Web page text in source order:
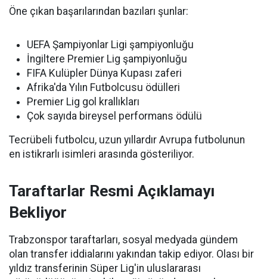
Öne çıkan başarılarından bazıları şunlar:
UEFA Şampiyonlar Ligi şampiyonluğu
İngiltere Premier Lig şampiyonluğu
FIFA Kulüpler Dünya Kupası zaferi
Afrika'da Yılın Futbolcusu ödülleri
Premier Lig gol krallıkları
Çok sayıda bireysel performans ödülü
Tecrübeli futbolcu, uzun yıllardır Avrupa futbolunun
en istikrarlı isimleri arasında gösteriliyor.
Taraftarlar Resmi Açıklamayı
Bekliyor
Trabzonspor taraftarları, sosyal medyada gündem
olan transfer iddialarını yakından takip ediyor. Olası bir
yıldız transferinin Süper Lig'in uluslararası